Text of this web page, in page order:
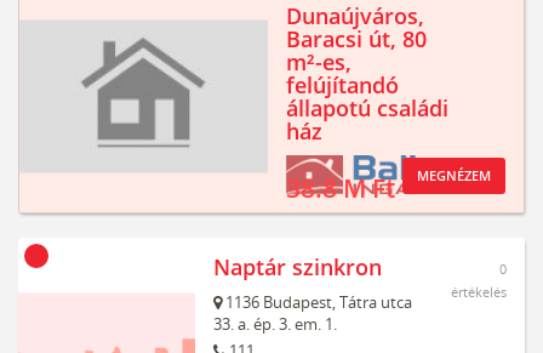
Dunaújváros,
Baracsi út, 80
m²-es,
felújítandó
állapotú családi
ház
38.8 M Ft MEGNÉZEM
Naptár szinkron
1136 Budapest,Tátra utca
33. a. ép. 3. em. 1.
0
értékelés